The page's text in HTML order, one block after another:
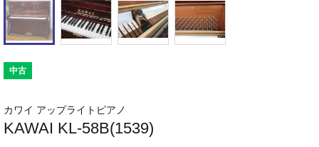
中古
カワイ アップライトピアノ
KAWAI KL-58B(1539)